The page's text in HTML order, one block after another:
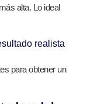
alta. Lo ideal
realista
para obtener un